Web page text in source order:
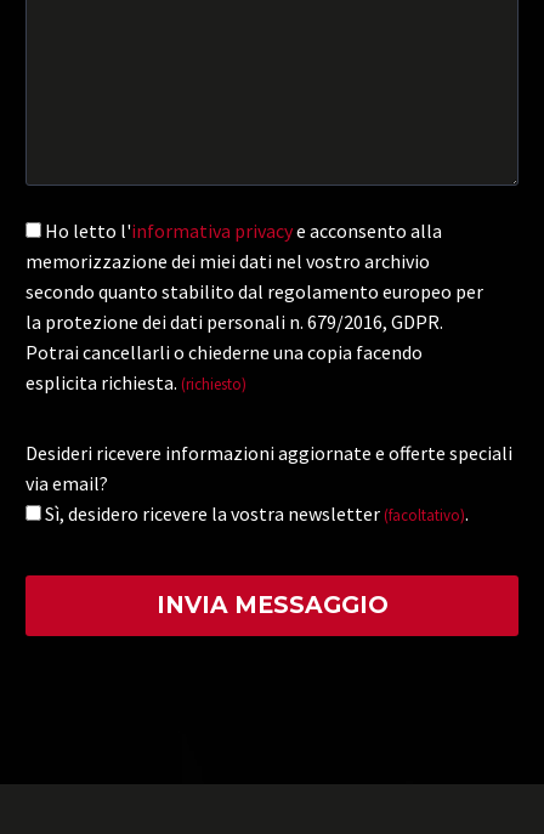
Ho letto l'informativa privacye acconsento alla
memorizzazione dei miei dati nel vostro archivio
secondo quanto stabilito dal regolamento europeo per
la protezione dei dati personali n. 679/2016, GDPR.
Potrai cancellarli o chiederne una copia facendo
esplicita richiesta. (richiesto)
Desideri ricevere informazioni aggiornate e offerte speciali
via email?
Sì, desidero ricevere la vostra newsletter (facoltativo).